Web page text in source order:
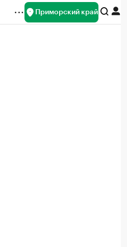
Приморский край